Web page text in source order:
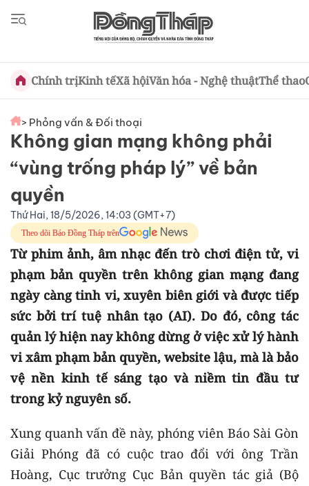
Chính trịKinh tếXã hộiVăn hóa - Nghệ thuậtThể thao
> Phỏng vấn & Đối thoại
Không gian mạng không phải
“vùng trống pháp lý” về bản
quyền
Thứ Hai, 18/5/2026, 14:03 (GMT+7)
Theo dõi Báo Đồng Tháp trên
Từ phim ảnh, âm nhạc đến trò chơi điện tử, vi
phạm bản quyền trên không gian mạng đang
ngày càng tinh vi, xuyên biên giới và được tiếp
sức bởi trí tuệ nhân tạo (AI). Do đó, công tác
quản lý hiện nay không dừng ở việc xử lý hành
vi xâm phạm bản quyền, website lậu, mà là bảo
vệ nền kinh tế sáng tạo và niềm tin đầu tư
trong kỷ nguyên số.
Xung quanh vấn đề này, phóng viên Báo Sài Gòn
Giải Phóng đã có cuộc trao đổi với ông Trần
Hoàng, Cục trưởng Cục Bản quyền tác giả (Bộ